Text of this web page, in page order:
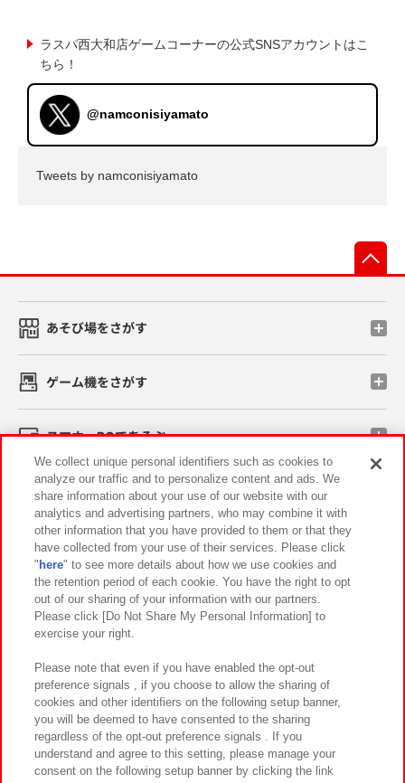
ラスパ西大和店ゲームコーナーの公式SNSアカウントはこ
ちら！
@namconisiyamato
Tweets by namconisiyamato
あそび場をさがす
ゲーム機をさがす
スマホ・PCであそぶ
イベント・キャンペーン
関連会社 サステナビリティ サイトポリシー
プライバシーポリシー ウェブアクセシビリティ方針と検証結果
お取引先さまとともに
カスタマーハラスメント対応方針 よくあるご質問・お問い合わせ
We collect unique personal identifiers such as cookies to
analyze our traffic and to personalize content and ads. We
share information about your use of our website with our
analytics and advertising partners, who may combine it with
other information that you have provided to them or that they
have collected from your use of their services. Please click
" here" to see more details about how we use cookies and
the retention period of each cookie. You have the right to opt
out of our sharing of your information with our partners.
Please click [Do Not Share My Personal Information] to
exercise your right.
Please note that even if you have enabled the opt-out
preference signals , if you choose to allow the sharing of
cookies and other identifiers on the following setup banner,
you will be deemed to have consented to the sharing
regardless of the opt-out preference signals . If you
understand and agree to this setting, please manage your
consent on the following setup banner by clicking the link